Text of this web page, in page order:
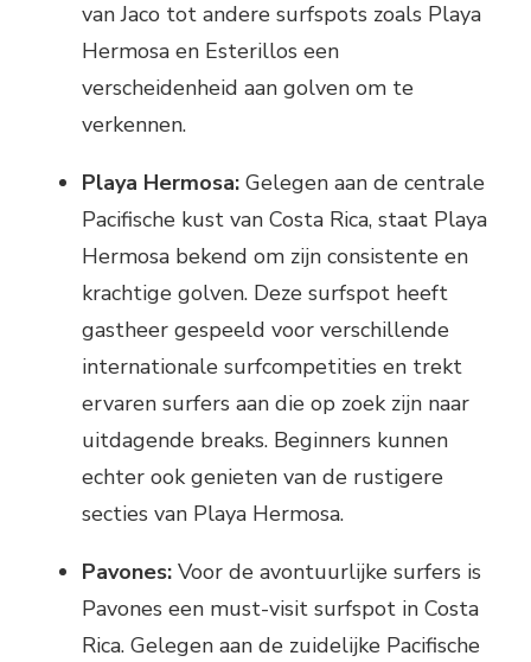
van Jaco tot andere surfspots zoals Playa
Hermosa en Esterillos een
verscheidenheid aan golven om te
verkennen.
Playa Hermosa: Gelegen aan de centrale
Pacifische kust van Costa Rica, staat Playa
Hermosa bekend om zijn consistente en
krachtige golven. Deze surfspot heeft
gastheer gespeeld voor verschillende
internationale surfcompetities en trekt
ervaren surfers aan die op zoek zijn naar
uitdagende breaks. Beginners kunnen
echter ook genieten van de rustigere
secties van Playa Hermosa.
Pavones: Voor de avontuurlijke surfers is
Pavones een must-visit surfspot in Costa
Rica. Gelegen aan de zuidelijke Pacifische